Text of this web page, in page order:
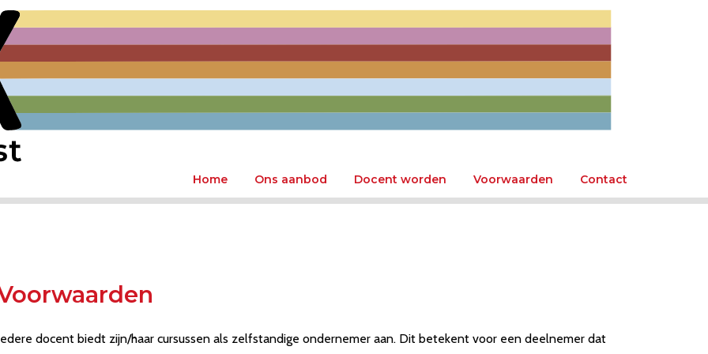
Home Ons aanbod Docent worden Voorwaarden Contact
docent biedt zijn/haar cursussen als zelfstandige ondernemer aan. Dit betekent voor een deelnemer dat